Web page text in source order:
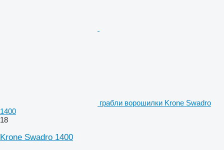
грабли ворошилки Krone Swadro
1400
18
Krone Swadro 1400